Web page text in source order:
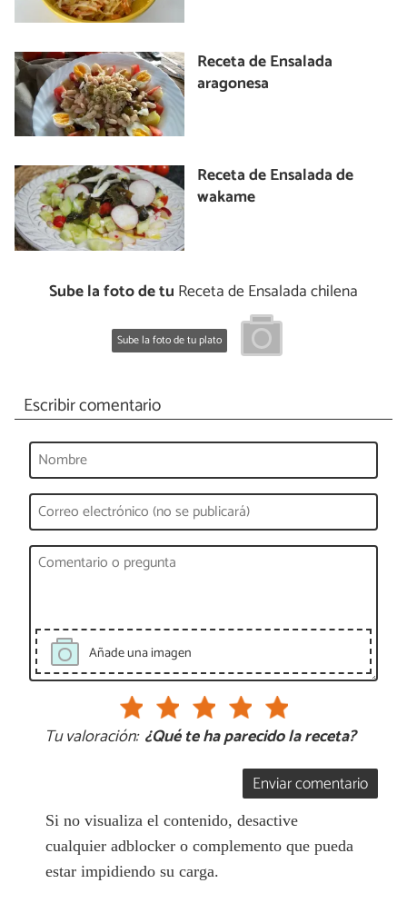
Receta de Ensalada
aragonesa
Receta de Ensalada de
wakame
Sube la foto de tu Receta de Ensalada chilena
Sube la foto de tu plato
Escribir comentario
Añade una imagen
Tu valoración: ¿Qué te ha parecido la receta?
Enviar comentario
Si no visualiza el contenido, desactive
cualquier adblocker o complemento que pueda
estar impidiendo su carga.